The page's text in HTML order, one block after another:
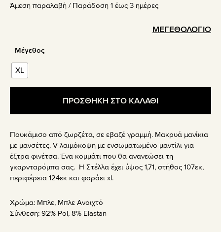
was:
τιμή
Άμεση παραλαβή / Παράδoση 1 έως 3 ημέρες
ΜΕΓΕΘΟΛΟΓΙΟ
Μέγεθος
XL
ΠΡΟΣΘΗΚΗ ΣΤΟ ΚΑΛΑΘΙ
Πουκάμισο από ζωρζέτα, σε εβαζέ γραμμή. Μακρυά μανίκια
με μανσέτες. V λαιμόκοψη με ενσωματωμένο μαντίλι για
έξτρα φινέτσα. Ένα κομμάτι που θα ανανεώσει τη
γκαρνταρόμπα σας. Η Στέλλα έχει ύψος 1,71, στήθος 107εκ,
περιφέρεια 124εκ και φοράει xl.
Χρώμα: Μπλε, Μπλε Ανοιχτό
Σύνθεση: 92% Pol, 8% Elastan